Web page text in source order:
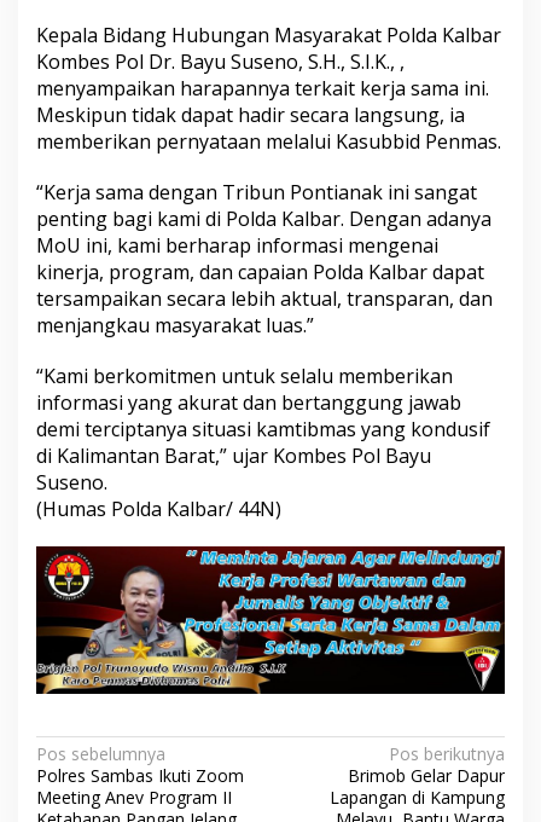
Kepala Bidang Hubungan Masyarakat Polda Kalbar
Kombes Pol Dr. Bayu Suseno, S.H., S.I.K., ,
menyampaikan harapannya terkait kerja sama ini.
Meskipun tidak dapat hadir secara langsung, ia
memberikan pernyataan melalui Kasubbid Penmas.
“Kerja sama dengan Tribun Pontianak ini sangat
penting bagi kami di Polda Kalbar. Dengan adanya
MoU ini, kami berharap informasi mengenai
kinerja, program, dan capaian Polda Kalbar dapat
tersampaikan secara lebih aktual, transparan, dan
menjangkau masyarakat luas.”
“Kami berkomitmen untuk selalu memberikan
informasi yang akurat dan bertanggung jawab
demi terciptanya situasi kamtibmas yang kondusif
di Kalimantan Barat,” ujar Kombes Pol Bayu
Suseno.
(Humas Polda Kalbar/ 44N)
Navigasi
Pos sebelumnya
Polres Sambas Ikuti Zoom
Pos berikutnya
Brimob Gelar Dapur